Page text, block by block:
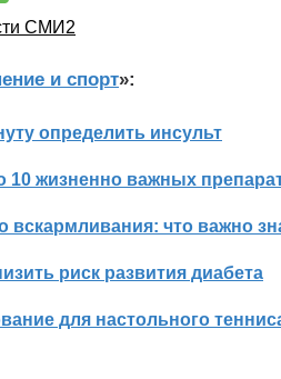
СМИ2
и спорт»:
определить инсульт
10 жизненно важных
вскармливания: что важно
риск развития диабета
для настольного